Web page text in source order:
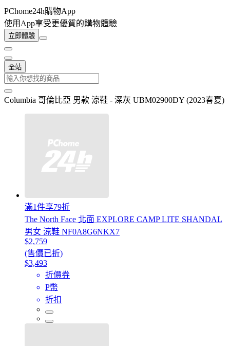
PChome24h購物App
使用App享受更優質的購物體驗
立即體驗
全站
Columbia 哥倫比亞 男款 涼鞋 - 深灰 UBM02900DY (2023春夏)
滿1件享79折
The North Face 北面 EXPLORE CAMP LITE SHANDAL
男女 涼鞋 NF0A8G6NKX7
$2,759
(售價已折)
$3,493
折價券
P幣
折扣